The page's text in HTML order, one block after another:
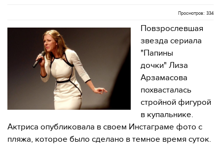
Просмотров: 334
Повзрослевшая
звезда сериала
"Папины
дочки" Лиза
Арзамасова
похвасталась
стройной фигурой
в купальнике.
Актриса опубликовала в своем Инстаграме фото с
пляжа, которое было сделано в темное время суток.